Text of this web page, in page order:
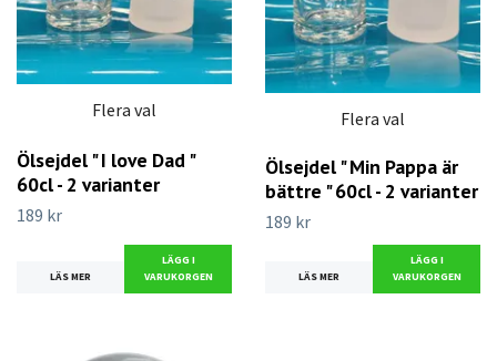
Flera val
Ölsejdel " I love Dad "
60cl - 2 varianter
189 kr
LÄS MER
LÄGG I
VARUKORGEN
Flera val
Ölsejdel " Min Pappa är
bättre " 60cl - 2 varianter
189 kr
LÄS MER
LÄGG I
VARUKORGEN